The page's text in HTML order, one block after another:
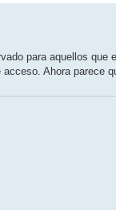
para aquellos
Ahora parece